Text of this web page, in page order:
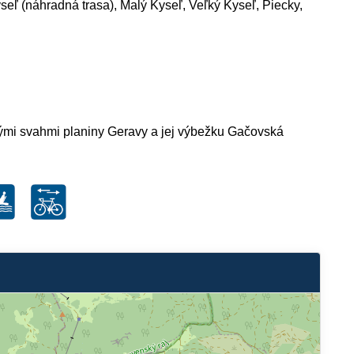
(náhradná trasa), Malý Kyseľ, Veľký Kyseľ, Piecky,
svahmi planiny Geravy a jej výbežku Gačovská